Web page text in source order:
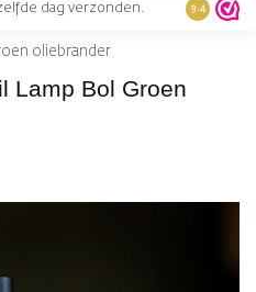
dag verzonden. Gratis
9.4
oliebrander
Lamp Bol Groen